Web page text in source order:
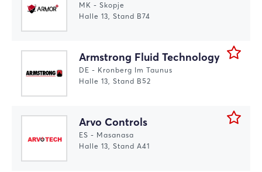
MK - Skopje
Halle 13, Stand B74
Armstrong Fluid Technology
DE - Kronberg Im Taunus
Halle 13, Stand B52
Arvo Controls
ES - Masanasa
Halle 13, Stand A41